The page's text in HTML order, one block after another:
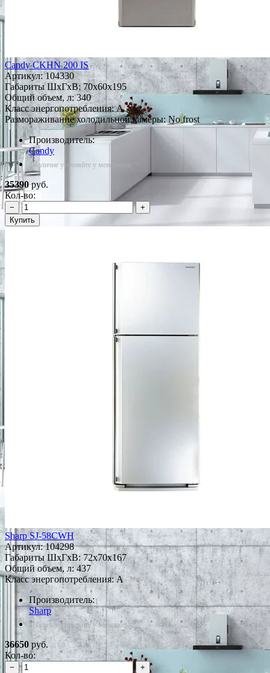
Candy CKHN 200 IS
Артикул:104330
Габариты ШxГxВ: 70x60x195
Общий объем, л: 340
Класс энергопотребления: A
Размораживание холодильной камеры: No frost
Производитель:
Candy
*Наличие уточняйте у менеджера
35390руб.
Кол-во:
−
+
Купить
Sharp SJ-58CWH
Артикул:104298
Габариты ШxГxВ: 72x70x167
Общий объем, л: 437
Класс энергопотребления: A
Производитель:
Sharp
*Наличие уточняйте у менеджера
36650 руб.
Кол-во:
−
+